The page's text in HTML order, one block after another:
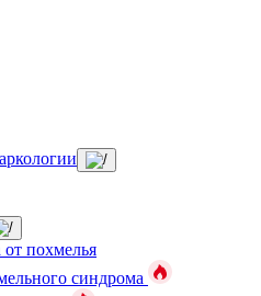
похмелья
синдрома